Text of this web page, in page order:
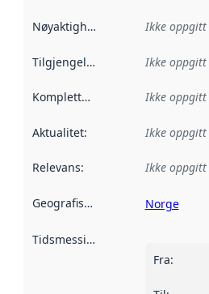
Nøyaktighet Ikke oppgitt
Tilgjengelighet Ikke oppgitt
Kompletthet Ikke oppgitt
Aktualitet: Ikke oppgitt
Relevans: Ikke oppgitt
Geografisk avgrensning :
Norge
Tidsmessig avgrensning
Fra: